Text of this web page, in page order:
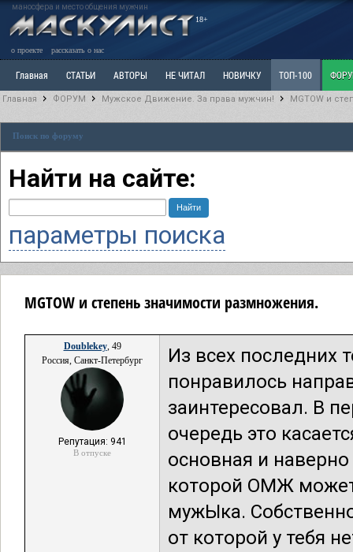
маносфера и место общения мужчин
18+
о проекте рассказать о нас
Главная СТАТЬИ АВТОРЫ НЕ ЧИТАЛ НОВИЧКУ ТОП-100
Ветка: Расстаюсь или Развожусь. САНЧАС Ветка: Наболевшее. Выскажись!
РАЗДЕЛ: Разное
Главная ФОРУМ Мужское Движение. За права мужчин! MGTOW и
Поиск по форуму
Найти на сайте:
параметры поиска
MGTOW и степень значимости размножения.
Doublekey, 49
Россия, Санкт-Петербург
Репутация: 941
В отпуске
Из всех последних
понравилось
заинтересовал. В
очередь это
основная и
которой ОМЖ
мужЫка.
от которой у тебя